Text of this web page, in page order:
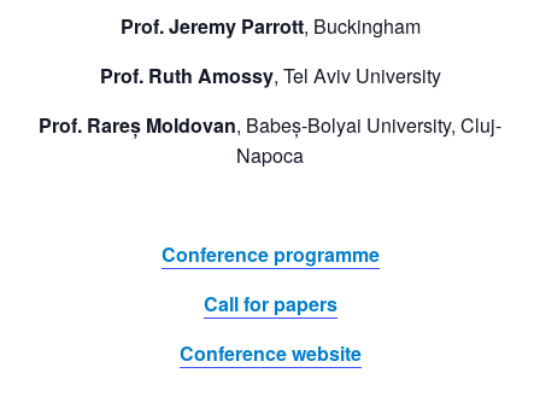
Prof. Jeremy Parrott, Buckingham
Prof. Ruth Amossy, Tel Aviv University
Prof. Rareș Moldovan, Babeș-Bolyai University, Cluj-
Napoca
Conference programme
Call for papers
Conference website